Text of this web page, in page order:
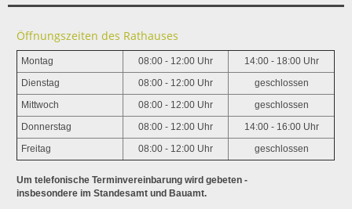
Öffnungszeiten des Rathauses
Montag 08:00 - 12:00 Uhr 14:00 - 18:00 Uhr
Dienstag 08:00 - 12:00 Uhr geschlossen
Mittwoch 08:00 - 12:00 Uhr geschlossen
Donnerstag 08:00 - 12:00 Uhr 14:00 - 16:00 Uhr
Freitag 08:00 - 12:00 Uhr geschlossen
Um telefonische Terminvereinbarung wird gebeten -
insbesondere im Standesamt und Bauamt.